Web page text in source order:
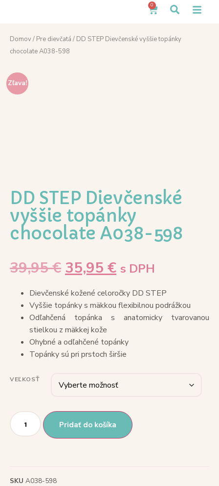
0
Domov/ Pre dievčatá / DD STEP Dievčenské vyššie topánky
chocolate A038-598
Zľava!
DD STEP Dievčenské
vyššie topánky
chocolate A038-598
39,95€ 35,95 € s DPH
Dievčenské kožené celoročky DD STEP
Vyššie topánky s mäkkou flexibilnou podrážkou
Odľahčená topánka s anatomicky tvarovanou
stielkou z mäkkej kože
Ohybné a odľahčené topánky
Topánky sú pri prstoch širšie
VEĽKOSŤ
Pridať do košíka
SKU A038-598